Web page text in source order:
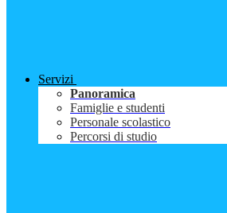
Servizi
Panoramica
Famiglie e studenti
Personale scolastico
Percorsi di studio